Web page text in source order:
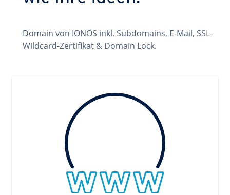
Domain von IONOS inkl. Subdomains, E-Mail, SSL-
Wildcard-Zertifikat & Domain Lock.